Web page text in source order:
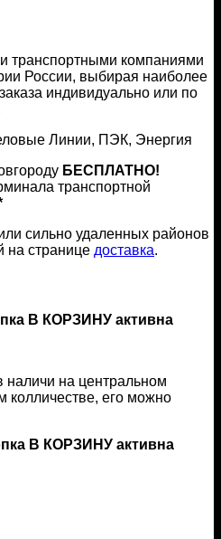
транспортными компаниями
России, выбирая наиболее
индивидуально или по
Линии, ПЭК, Энергия
БЕСПЛАТНО!
транспортной
сильно удаленных районов
на странице доставка.
В КОРЗИНУ активна
наличи на центральном
колличестве, его можно
В КОРЗИНУ активна